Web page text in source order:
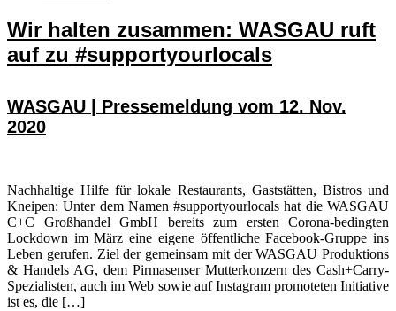
Wir halten zusammen: WASGAU ruft
auf zu #supportyourlocals
WASGAU | Pressemeldung vom 12. Nov.
2020
Nachhaltige Hilfe für lokale Restaurants, Gaststätten, Bistros und
Kneipen: Unter dem Namen #supportyourlocals hat die WASGAU
C+C Großhandel GmbH bereits zum ersten Corona-bedingten
Lockdown im März eine eigene öffentliche Facebook-Gruppe ins
Leben gerufen. Ziel der gemeinsam mit der WASGAU Produktions
& Handels AG, dem Pirmasenser Mutterkonzern des Cash+Carry-
Spezialisten, auch im Web sowie auf Instagram promoteten Initiative
ist es, die […]